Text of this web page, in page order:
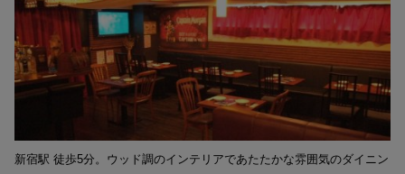
新宿駅 徒歩5分。ウッド調のインテリアであたたかな雰囲気のダイニン